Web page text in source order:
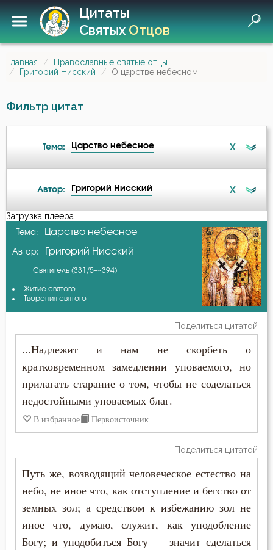
Цитаты
СвятыхОтцов
Главная
Православные святые отцы
Григорий Нисский
О царстве небесном
Фильтр цитат
Тема: Царство небесное X
Ангел
Бедность
Бесы
Благодать
Блуд
Бог
Богатство
Богопознание
Богородица
Богослужение
Автор: Григорий Нисский X
А-я
Авва Исайя (Скитский)
Амвросий Оптинский (Гренков)
Антоний Великий
Антоний Оптинский (Путилов)
Варсонофий Оптинский (Плиханков)
Василий Великий
Григорий Нисский
Григорий Синаит
Загрузка плеера...
Тема: Царство небесное
Автор: Григорий Нисский
Святитель (331/5–~394)
Житие святого
Творения святого
Поделиться цитатой
...Надлежит и нам не скорбеть о
кратковременном замедлении уповаемого, но
прилагать старание о том, чтобы не соделаться
недостойными уповаемых благ.
В избранное Первоисточник
Поделиться цитатой
Путь же, возводящий человеческое естество на
небо, не иное что, как отступление и бегство от
земных зол; а средством к избежанию зол не
иное что, думаю, служит, как уподобление
Богу; и уподобиться Богу — значит сделаться